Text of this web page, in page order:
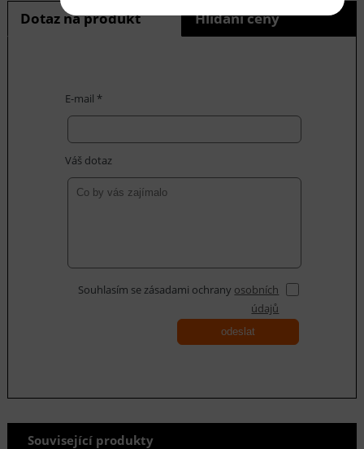
Dotaz na produkt Hlídání ceny
E-mail *
Váš dotaz
Souhlasím se zásadami ochrany osobních
údajů
odeslat
Související produkty